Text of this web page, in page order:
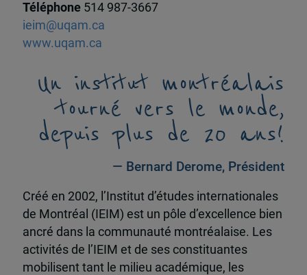
Téléphone 514 987-3667
ieim@uqam.ca
www.uqam.ca
Un institut montréalais
tourné vers le monde,
depuis plus de 20 ans!
— Bernard Derome, Président
Créé en 2002, l’Institut d’études internationales
de Montréal (IEIM) est un pôle d’excellence bien
ancré dans la communauté montréalaise. Les
activités de l’IEIM et de ses constituantes
mobilisent tant le milieu académique, les